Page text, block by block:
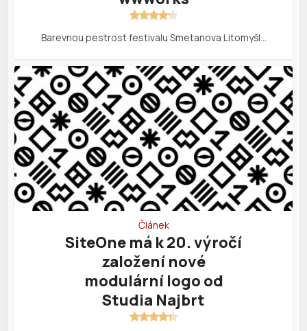
Barevnou pestrost festivalu Smetanova Litomyšl…
Článek
SiteOne má k 20. výročí
založení nové
modulární logo od
Studia Najbrt